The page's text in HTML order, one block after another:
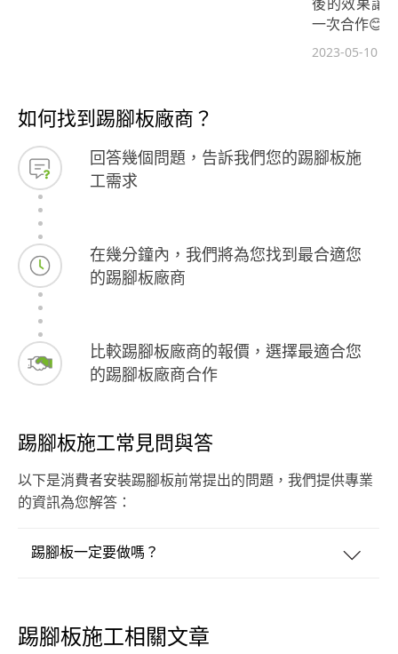
一次合作😊😊
2023-05-10
如何找到踢腳板廠商？
回答幾個問題，告訴我們您的踢腳板施
工需求
在幾分鐘內，我們將為您找到最合適您
的踢腳板廠商
比較踢腳板廠商的報價，選擇最適合您
的踢腳板廠商合作
踢腳板施工常見問與答
以下是消費者安裝踢腳板前常提出的問題，我們提供專業
的資訊為您解答：
踢腳板一定要做嗎？
踢腳板施工相關文章